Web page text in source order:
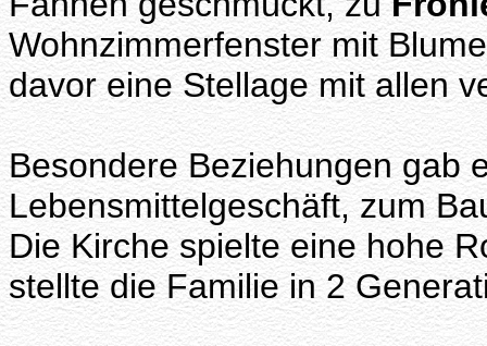
Wohnzimmerfenster mit
davor eine Stellage mit allen
Besondere Beziehungen gab
Lebensmittelgeschäft, zum
Die Kirche spielte eine hohe
stellte die Familie in 2